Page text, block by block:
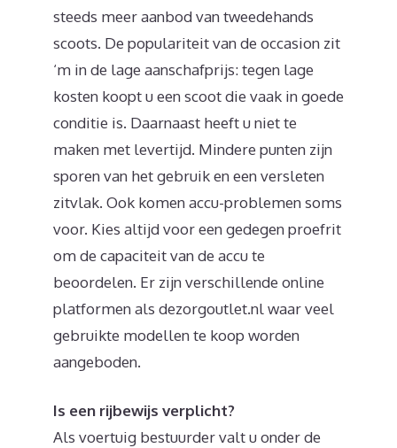
steeds meer aanbod van tweedehands
scoots. De populariteit van de occasion zit
‘m in de lage aanschafprijs: tegen lage
kosten koopt u een scoot die vaak in goede
conditie is. Daarnaast heeft u niet te
maken met levertijd. Mindere punten zijn
sporen van het gebruik en een versleten
zitvlak. Ook komen accu-problemen soms
voor. Kies altijd voor een gedegen proefrit
om de capaciteit van de accu te
beoordelen. Er zijn verschillende online
platformen als dezorgoutlet.nl waar veel
gebruikte modellen te koop worden
aangeboden.
Is een rijbewijs verplicht?
Als voertuig bestuurder valt u onder de